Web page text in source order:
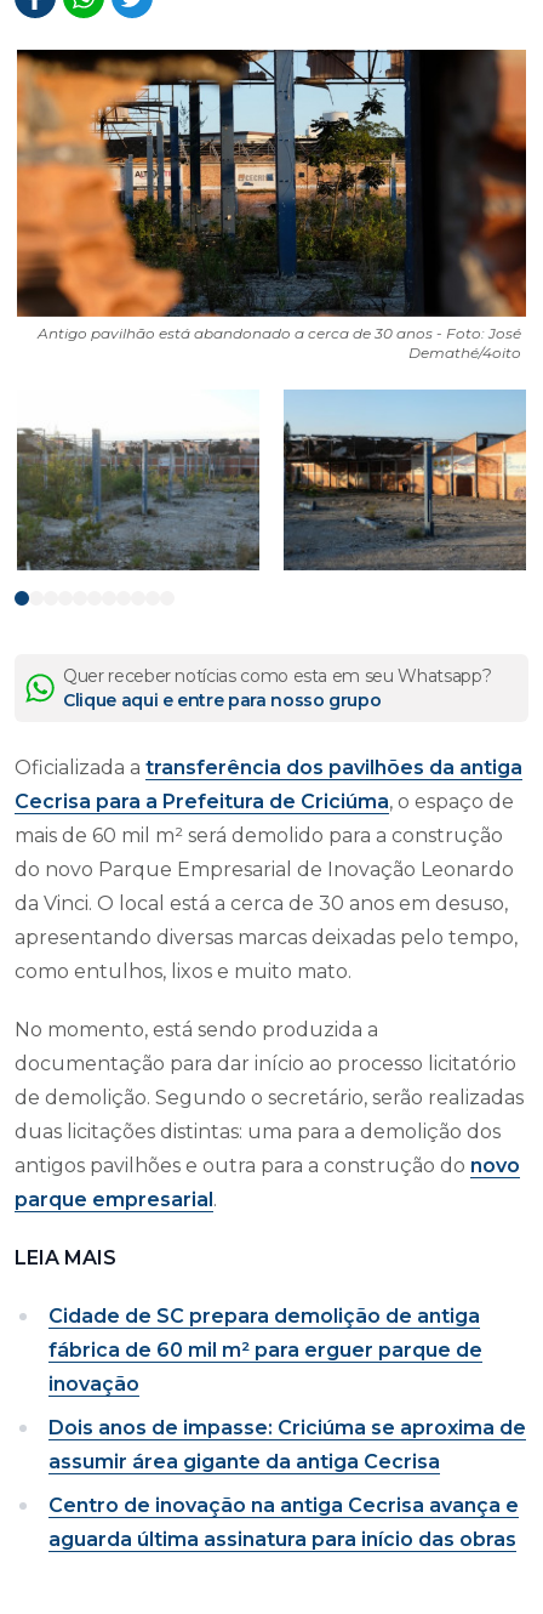
Antigo pavilhão está abandonado a cerca de 30 anos - Foto: José
Demathé/4oito
Quer receber notícias como esta em seu Whatsapp?
Clique aqui e entre para nosso grupo
Oficializada a transferência dos pavilhões da antiga
Cecrisa para a Prefeitura de Criciúma, o espaço de
mais de 60 mil m² será demolido para a construção
do novo Parque Empresarial de Inovação Leonardo
da Vinci. O local está a cerca de 30 anos em desuso,
apresentando diversas marcas deixadas pelo tempo,
como entulhos, lixos e muito mato.
No momento, está sendo produzida a
documentação para dar início ao processo licitatório
de demolição. Segundo o secretário, serão realizadas
duas licitações distintas: uma para a demolição dos
antigos pavilhões e outra para a construção do novo
parque empresarial.
LEIA MAIS
Cidade de SC prepara demolição de antiga
fábrica de 60 mil m² para erguer parque de
inovação
Dois anos de impasse: Criciúma se aproxima de
assumir área gigante da antiga Cecrisa
Centro de inovação na antiga Cecrisa avança e
aguarda última assinatura para início das obras